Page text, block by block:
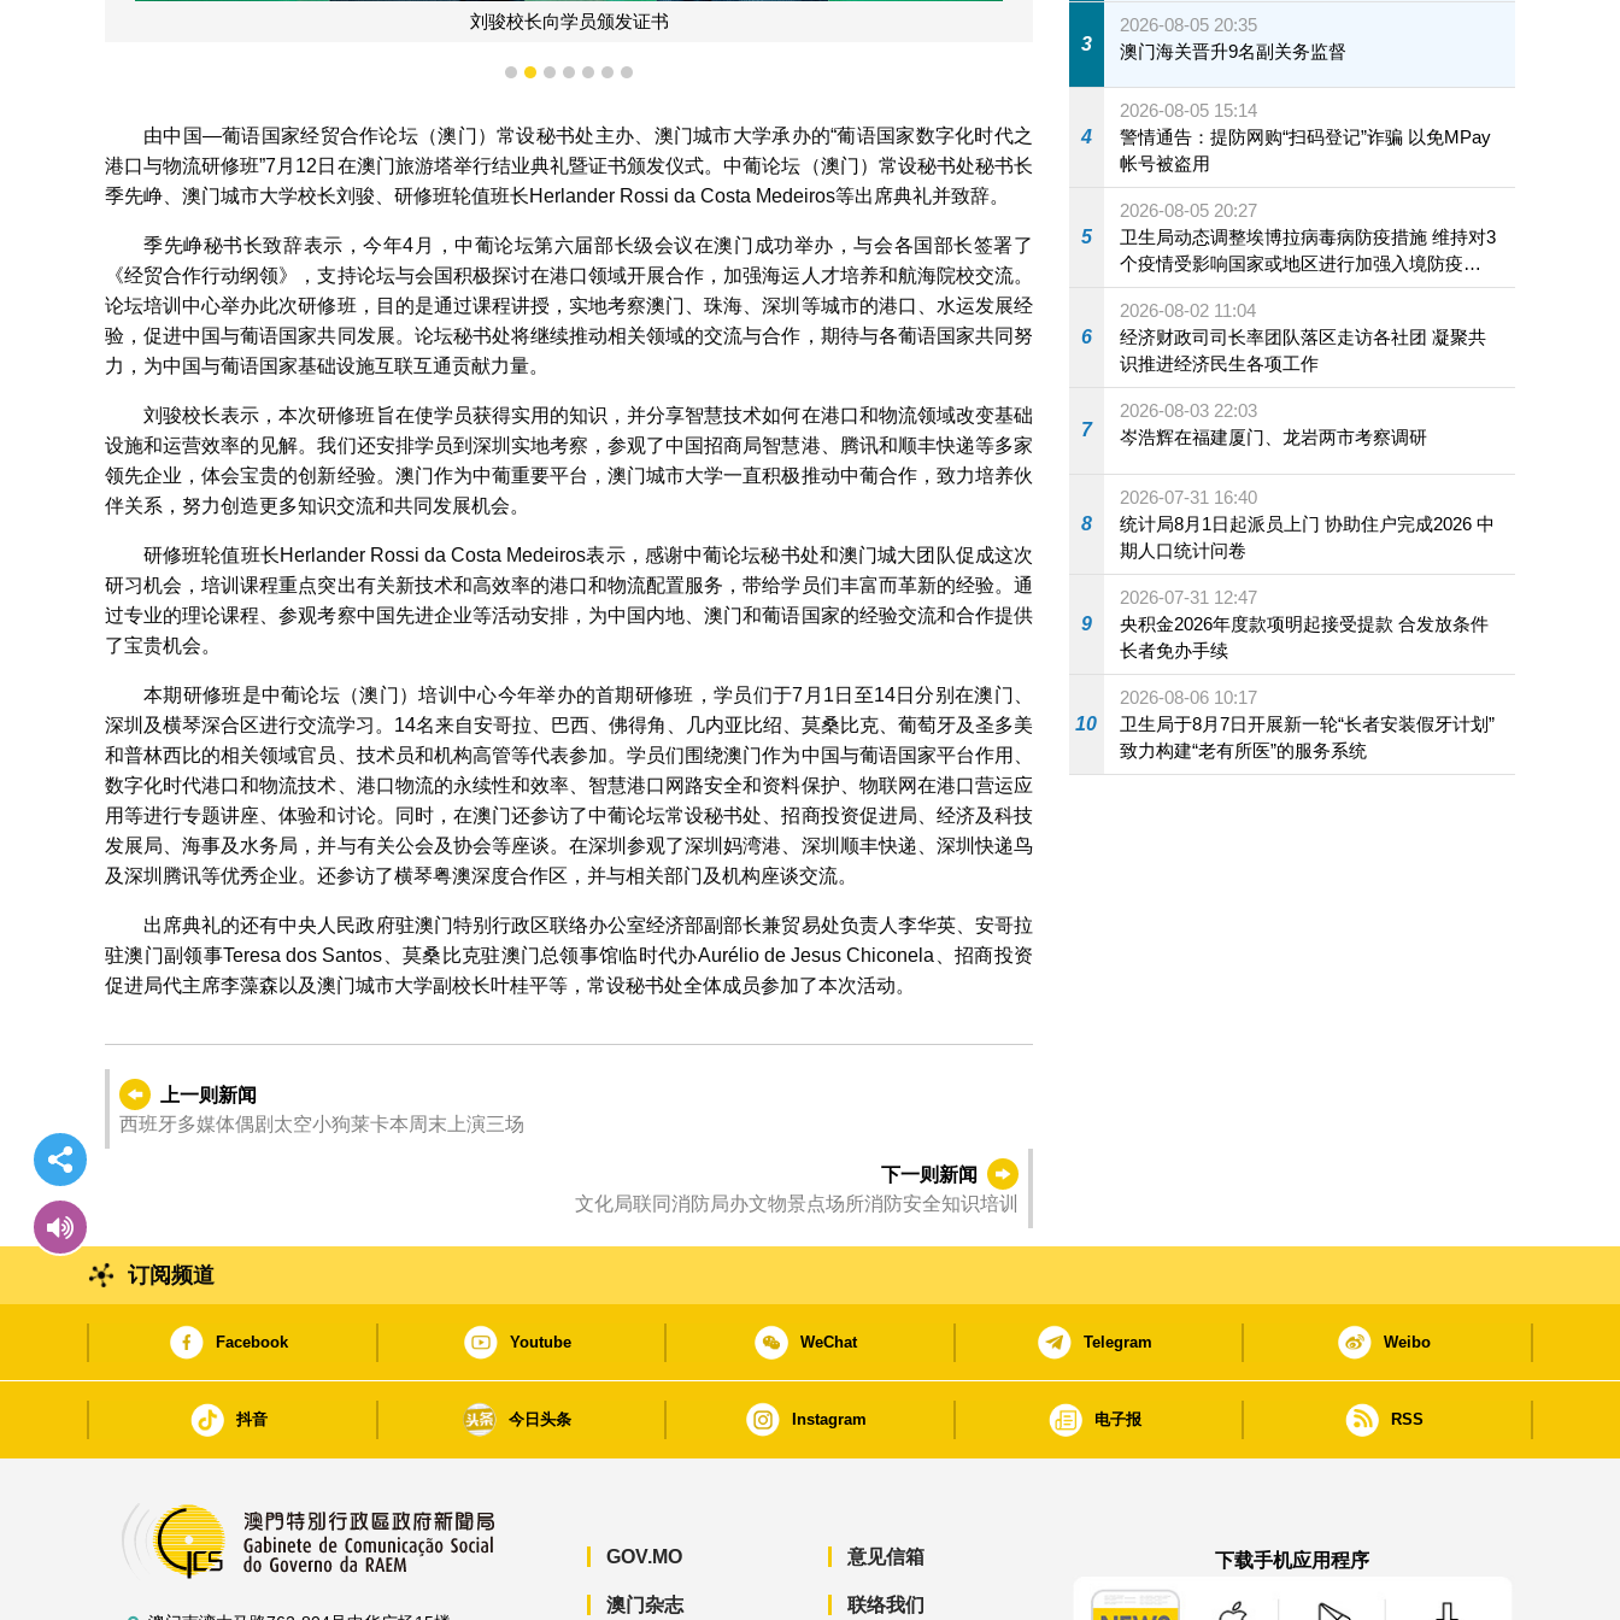
刘骏校长向学员颁发证书
1 2 3 4 5 6 7
由中国—葡语国家经贸合作论坛（澳门）常设秘书处主办、澳门城市大学承办的“葡语国家数字化时代之
港口与物流研修班”7月12日在澳门旅游塔举行结业典礼暨证书颁发仪式。中葡论坛（澳门）常设秘书处秘书长
季先峥、澳门城市大学校长刘骏、研修班轮值班长Herlander Rossi da Costa Medeiros等出席典礼并致辞。
季先峥秘书长致辞表示，今年4月，中葡论坛第六届部长级会议在澳门成功举办，与会各国部长签署了
《经贸合作行动纲领》，支持论坛与会国积极探讨在港口领域开展合作，加强海运人才培养和航海院校交流。
论坛培训中心举办此次研修班，目的是通过课程讲授，实地考察澳门、珠海、深圳等城市的港口、水运发展经
验，促进中国与葡语国家共同发展。论坛秘书处将继续推动相关领域的交流与合作，期待与各葡语国家共同努
力，为中国与葡语国家基础设施互联互通贡献力量。
刘骏校长表示，本次研修班旨在使学员获得实用的知识，并分享智慧技术如何在港口和物流领域改变基础
设施和运营效率的见解。我们还安排学员到深圳实地考察，参观了中国招商局智慧港、腾讯和顺丰快递等多家
领先企业，体会宝贵的创新经验。澳门作为中葡重要平台，澳门城市大学一直积极推动中葡合作，致力培养伙
伴关系，努力创造更多知识交流和共同发展机会。
研修班轮值班长Herlander Rossi da Costa Medeiros表示，感谢中葡论坛秘书处和澳门城大团队促成这次
研习机会，培训课程重点突出有关新技术和高效率的港口和物流配置服务，带给学员们丰富而革新的经验。通
过专业的理论课程、参观考察中国先进企业等活动安排，为中国内地、澳门和葡语国家的经验交流和合作提供
了宝贵机会。
本期研修班是中葡论坛（澳门）培训中心今年举办的首期研修班，学员们于7月1日至14日分别在澳门、
深圳及横琴深合区进行交流学习。14名来自安哥拉、巴西、佛得角、几内亚比绍、莫桑比克、葡萄牙及圣多美
和普林西比的相关领域官员、技术员和机构高管等代表参加。学员们围绕澳门作为中国与葡语国家平台作用、
数字化时代港口和物流技术、港口物流的永续性和效率、智慧港口网路安全和资料保护、物联网在港口营运应
用等进行专题讲座、体验和讨论。同时，在澳门还参访了中葡论坛常设秘书处、招商投资促进局、经济及科技
发展局、海事及水务局，并与有关公会及协会等座谈。在深圳参观了深圳妈湾港、深圳顺丰快递、深圳快递鸟
及深圳腾讯等优秀企业。还参访了横琴粤澳深度合作区，并与相关部门及机构座谈交流。
出席典礼的还有中央人民政府驻澳门特别行政区联络办公室经济部副部长兼贸易处负责人李华英、安哥拉
驻澳门副领事Teresa dos Santos、莫桑比克驻澳门总领事馆临时代办Aurélio de Jesus Chiconela、招商投资
促进局代主席李藻森以及澳门城市大学副校长叶桂平等，常设秘书处全体成员参加了本次活动。
上一则新闻
西班牙多媒体偶剧太空小狗莱卡本周末上演三场
下一则新闻
文化局联同消防局办文物景点场所消防安全知识培训
3
2026-08-05 20:35
澳门海关晋升9名副关务监督
4
2026-08-05 15:14
警情通告：提防网购“扫码登记”诈骗 以免MPay
帐号被盗用
5
2026-08-05 20:27
卫生局动态调整埃博拉病毒病防疫措施 维持对3
个疫情受影响国家或地区进行加强入境防疫措
施
6
2026-08-02 11:04
经济财政司司长率团队落区走访各社团 凝聚共
识推进经济民生各项工作
7
2026-08-03 22:03
岑浩辉在福建厦门、龙岩两市考察调研
8
2026-07-31 16:40
统计局8月1日起派员上门 协助住户完成2026 中
期人口统计问卷
9
2026-07-31 12:47
央积金2026年度款项明起接受提款 合发放条件
长者免办手续
10
2026-08-06 10:17
卫生局于8月7日开展新一轮“长者安装假牙计划”
致力构建“老有所医”的服务系统
订阅频道
Facebook Youtube WeChat Telegram Weibo
抖音 今日头条 Instagram 电子报 RSS
GOV.MO
澳门杂志
意见信箱
联络我们
下载手机应用程序